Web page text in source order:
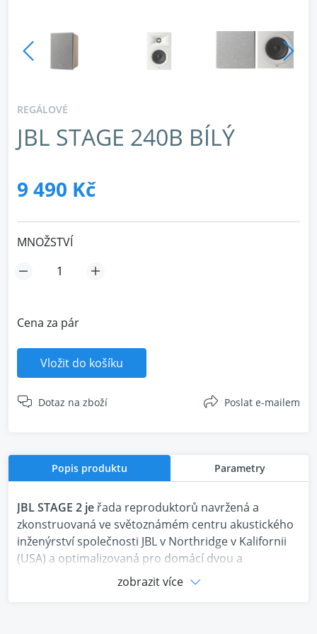
REGÁLOVÉ
JBL STAGE 240B BÍLÝ
9 490 Kč
MNOŽSTVÍ
Cena za pár
Vložit do košíku
Dotaz na zboží Poslat e-mailem
Popis produktu Parametry
JBL STAGE 2 je řada reproduktorů navržená a
zkonstruovaná ve světoznámém centru akustického
inženýrství společnosti JBL v Northridge v Kalifornii
(USA) a optimalizovaná pro domácí dvou a
vícekanálové audio systémy. Cílem vývojářů bylo
zobrazit více